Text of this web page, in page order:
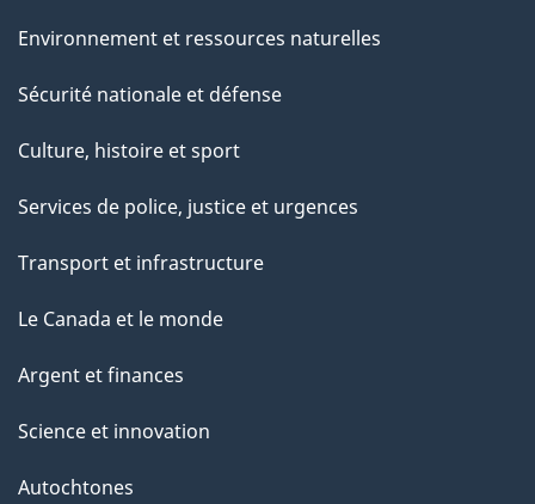
Environnement et ressources naturelles
Sécurité nationale et défense
Culture, histoire et sport
Services de police, justice et urgences
Transport et infrastructure
Le Canada et le monde
Argent et finances
Science et innovation
Autochtones